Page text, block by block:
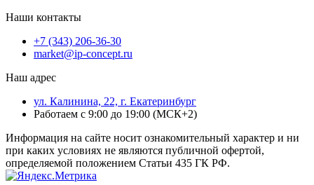
Наши контакты
+7 (343) 206-36-30
market@ip-concept.ru
Наш адрес
ул. Калинина, 22, г. Екатеринбург
Работаем с 9:00 до 19:00 (МСК+2)
Информация на сайте носит ознакомительный характер и ни
при каких условиях не являются публичной офертой,
определяемой положением Статьи 435 ГК РФ.